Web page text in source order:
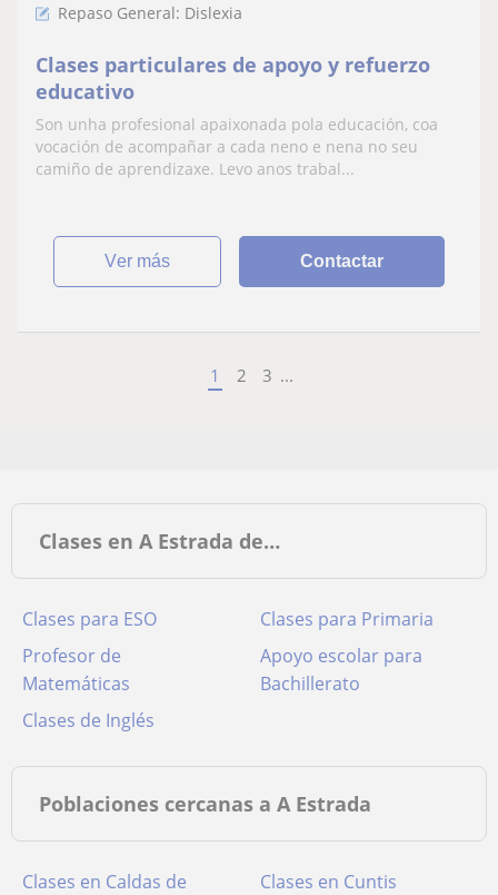
Repaso General: Dislexia
Clases particulares de apoyo y refuerzo
educativo
Son unha profesional apaixonada pola educación, coa
vocación de acompañar a cada neno e nena no seu
camiño de aprendizaxe. Levo anos trabal...
ver más Contactar
1 2 3 ...
Clases en A Estrada de…
Clases para ESO
Clases para Primaria
Profesor de
Matemáticas
Apoyo escolar para
Bachillerato
Clases de Inglés
Poblaciones cercanas a A Estrada
Clases en Caldas de
Clases en Cuntis